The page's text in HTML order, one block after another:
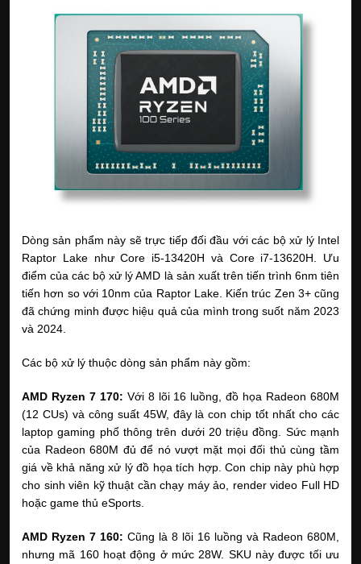
Dòng sản phẩm này sẽ trực tiếp đối đầu với các bộ xử lý Intel
Raptor Lake như Core i5-13420H và Core i7-13620H. Ưu
điểm của các bộ xử lý AMD là sản xuất trên tiến trình 6nm tiên
tiến hơn so với 10nm của Raptor Lake. Kiến trúc Zen 3+ cũng
đã chứng minh được hiệu quả của mình trong suốt năm 2023
và 2024.
Các bộ xử lý thuộc dòng sản phẩm này gồm:
AMD Ryzen 7 170: Với 8 lõi 16 luồng, đồ họa Radeon 680M
(12 CUs) và công suất 45W, đây là con chip tốt nhất cho các
laptop gaming phổ thông trên dưới 20 triệu đồng. Sức mạnh
của Radeon 680M đủ để nó vượt mặt mọi đối thủ cùng tầm
giá về khả năng xử lý đồ họa tích hợp. Con chip này phù hợp
cho sinh viên kỹ thuật cần chạy máy ảo, render video Full HD
hoặc game thủ eSports.
AMD Ryzen 7 160: Cũng là 8 lõi 16 luồng và Radeon 680M,
nhưng mã 160 hoạt động ở mức 28W. SKU này được tối ưu